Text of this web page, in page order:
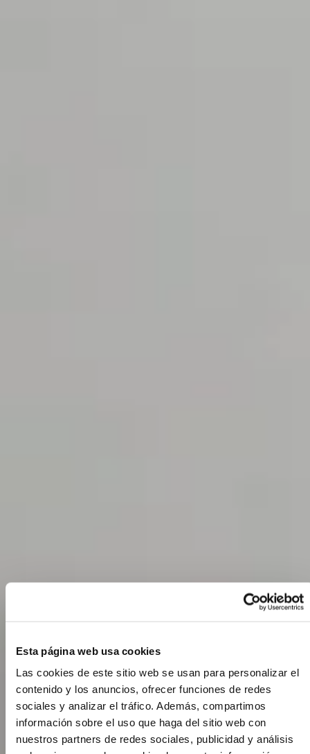
Esta página web usa cookies
Las cookies de este sitio web se usan para personalizar el
contenido y los anuncios, ofrecer funciones de redes
sociales y analizar el tráfico. Además, compartimos
información sobre el uso que haga del sitio web con
nuestros partners de redes sociales, publicidad y análisis